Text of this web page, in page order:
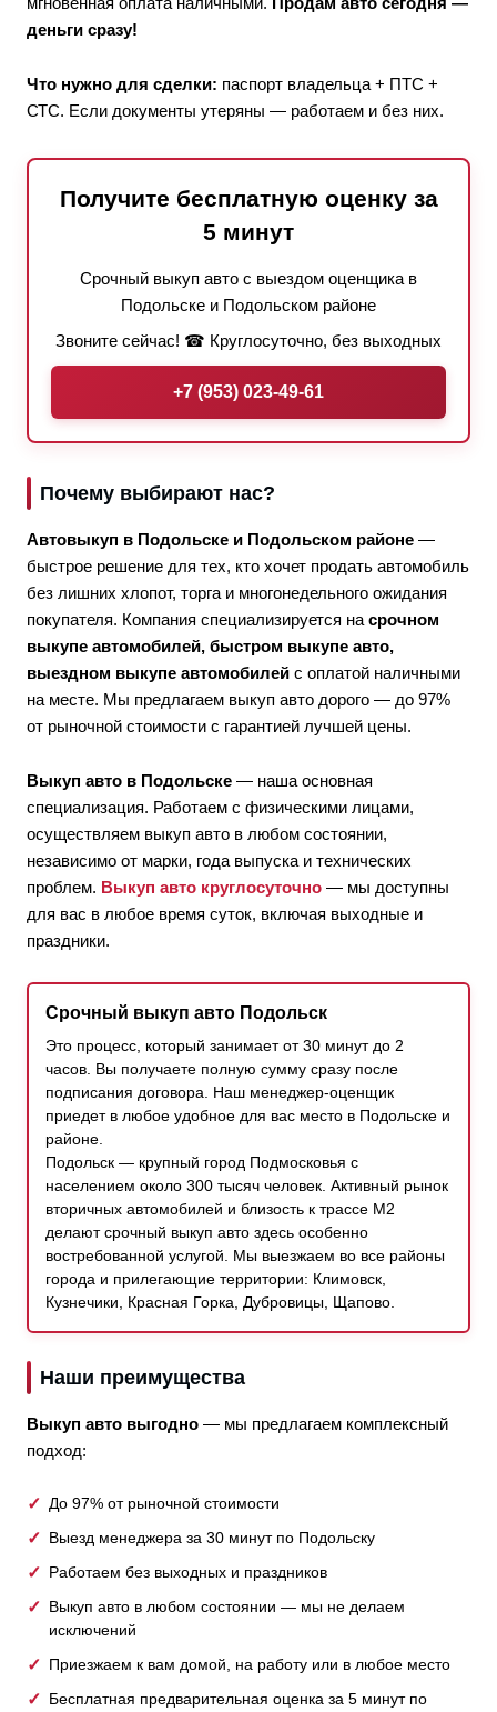
деньги сразу!
Что нужно для сделки: паспорт владельца + ПТС +
СТС. Если документы утеряны — работаем и без них.
Получите бесплатную оценку за
5 минут
Срочный выкуп авто с выездом оценщика в
Подольске и Подольском районе
Звоните сейчас! ☎ Круглосуточно, без выходных
+7 (953) 023-49-61
Почему выбирают нас?
Автовыкуп в Подольске и Подольском районе —
быстрое решение для тех, кто хочет продать автомобиль
без лишних хлопот, торга и многонедельного ожидания
покупателя. Компания специализируется на срочном
выкупе автомобилей, быстром выкупе авто,
выездном выкупе автомобилей с оплатой наличными
на месте. Мы предлагаем выкуп авто дорого — до 97%
от рыночной стоимости с гарантией лучшей цены.
Выкуп авто в Подольске — наша основная
специализация. Работаем с физическими лицами,
осуществляем выкуп авто в любом состоянии,
независимо от марки, года выпуска и технических
проблем. Выкуп авто круглосуточно — мы доступны
для вас в любое время суток, включая выходные и
праздники.
Срочный выкуп авто Подольск
Это процесс, который занимает от 30 минут до 2
часов. Вы получаете полную сумму сразу после
подписания договора. Наш менеджер-оценщик
приедет в любое удобное для вас место в Подольске и
районе.
Подольск — крупный город Подмосковья с
населением около 300 тысяч человек. Активный рынок
вторичных автомобилей и близость к трассе М2
делают срочный выкуп авто здесь особенно
востребованной услугой. Мы выезжаем во все районы
города и прилегающие территории: Климовск,
Кузнечики, Красная Горка, Дубровицы, Щапово.
Наши преимущества
Выкуп авто выгодно — мы предлагаем комплексный
подход:
До 97% от рыночной стоимости
Выезд менеджера за 30 минут по Подольску
Работаем без выходных и праздников
Выкуп авто в любом состоянии — мы не делаем
исключений
Приезжаем к вам домой, на работу или в любое место
Бесплатная предварительная оценка за 5 минут по